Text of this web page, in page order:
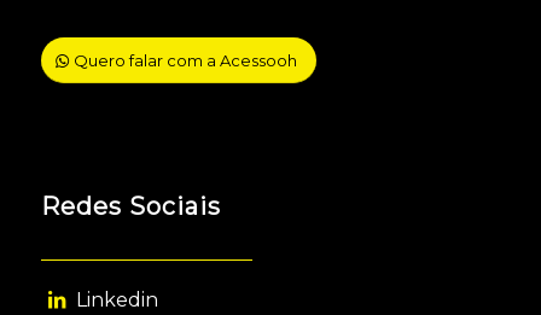
Quero falar com a Acessooh
Redes Sociais
Linkedin